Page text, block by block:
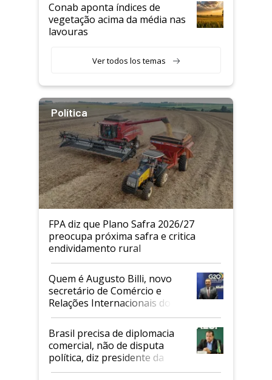
Conab aponta índices de
vegetação acima da média nas
lavouras
Ver todos los temas
Política
FPA diz que Plano Safra 2026/27
preocupa próxima safra e critica
endividamento rural
Quem é Augusto Billi, novo
secretário de Comércio e
Relações Internacionais do
Mapa
Brasil precisa de diplomacia
comercial, não de disputa
política, diz presidente da
Faesp